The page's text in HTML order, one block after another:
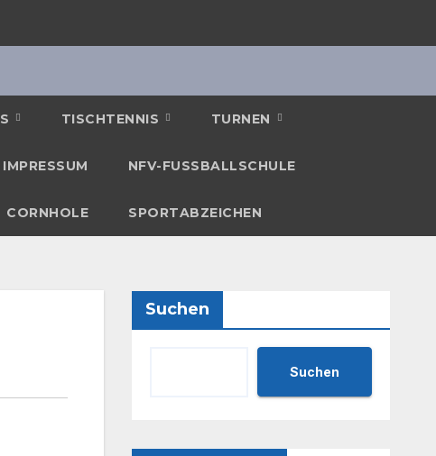
TISCHTENNIS TURNEN
IMPRESSUM NFV-FUSSBALLSCHULE
CORNHOLE SPORTABZEICHEN
Suchen
Suchen